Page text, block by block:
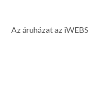
Az áruházat az